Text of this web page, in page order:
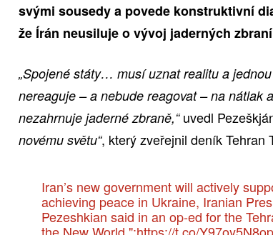
svými sousedy a povede konstruktivní
že Írán neusiluje o vývoj jaderných
„Spojené státy… musí uznat realitu a
nereaguje – a nebude reagovat – na nátlak
nezahrnuje jaderné zbraně,“uvedl
novému světu“, který zveřejnil deník Tehran
Iran’s new government will actively
achieving peace in Ukraine, Iranian
Pezeshkian said in an op-ed for the
the New World.":https://t.co/Y97oy5N8op